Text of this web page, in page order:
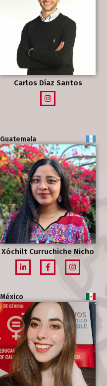
Carlos Díaz Santos
Guatemala
Xóchilt Curruchiche Nicho
México